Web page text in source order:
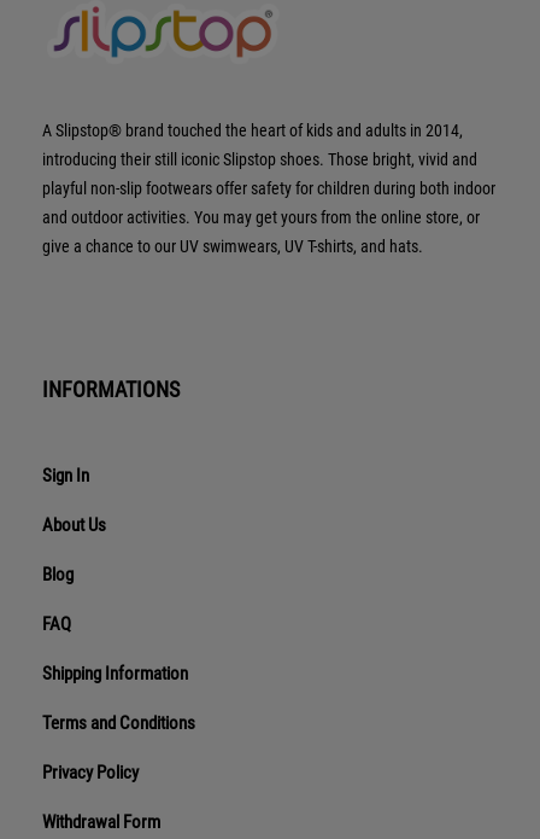
A Slipstop® brand touched the heart of kids and adults in 2014,
introducing their still iconic Slipstop shoes. Those bright, vivid and
playful non-slip footwears offer safety for children during both indoor
and outdoor activities. You may get yours from the online store, or
give a chance to our UV swimwears, UV T-shirts, and hats.
INFORMATIONS
Sign In
About Us
Blog
FAQ
Shipping Information
Terms and Conditions
Privacy Policy
Withdrawal Form